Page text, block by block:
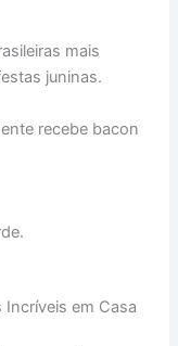
mais
juninas.
recebe bacon
Incríveis em Casa